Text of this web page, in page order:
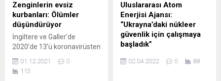
Zenginlerin evsiz
kurbanları: Ölümler
düşündürüyor
İngiltere ve Galler’de
2020’de 13’ü koronavirüsten
evsizin yaşamını yitirdiği
bildirildi. Ulusal İstatistik
01.12.2021
0
113
Uluslararası Atom
Enerjisi Ajansı:
“Ukrayna’daki nükleer
güvenlik için çalışmaya
başladık”
Ajansı (UAEA) Başkanı
02.04.2022 0 88